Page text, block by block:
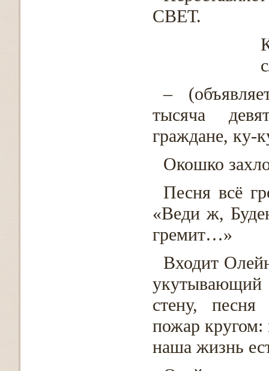
СВЕТ.
–
тысяча
граждане,
Окошко
Песня всё
«Веди ж,
гремит…»
Входит
стену, песня
пожар кругом:
наша жизнь